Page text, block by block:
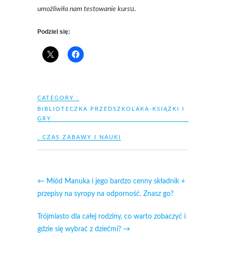
umożliwiła nam testowanie kursu.
Podziel się:
CATEGORY :
BIBLIOTECZKA PRZEDSZKOLAKA-KSIĄŻKI I
GRY
CZAS ZABAWY I NAUKI
← Miód Manuka i jego bardzo cenny składnik +
przepisy na syropy na odporność. Znasz go?
Trójmiasto dla całej rodziny, co warto zobaczyć i
gdzie się wybrać z dziećmi? →